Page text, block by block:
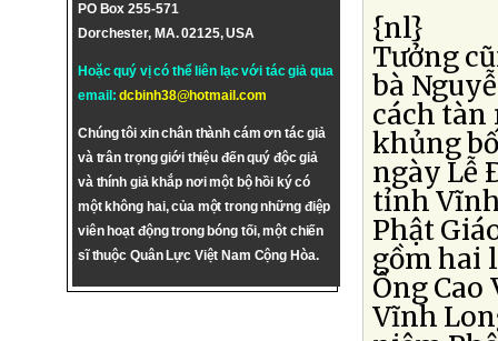
PO Box 255-571
Dorchester, MA. 02125, USA
Hoặc quý vị có thể liên lạc với tác giả qua
email:dcbinh38@hotmail.com
Chúng tôi xin chân thành cám ơn tác giả
và trân trọng giới thiệu đến quý độc giả
và thính giả khắp nơi một bộ hồi ký có
một không hai, của một trong những điệp
viên hoạt động trong bóng tối, một chiến
sĩ thuộc Quân Lực Việt Nam Cộng Hòa.
{nl}
Tưởng
bà
cách tàn
khủng
ngày Lễ
tỉnh
Phật
gồm hai
Ông
Vĩnh